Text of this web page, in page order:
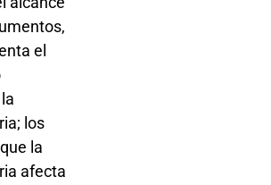
el
los
la
afecta